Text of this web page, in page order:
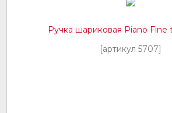
Ручка шариковая Piano Fine
[артикул 5707]